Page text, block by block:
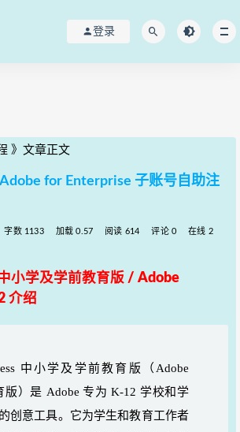
登录
》 文章正文
for Enterprise 子账号自助注
字数 1133 加载 0.57 阅读 614 评论 0 在线 2
小学及学前教育版 / Adobe
介绍
中小学及学前教育版（ Adobe
版）是 Adobe专为 K-12学校和学
创意工具。它为学生和教育工作者